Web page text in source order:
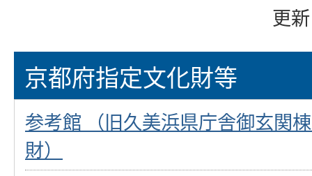
更
京都府指定文化財等
参考館 （旧久美浜県庁舎御玄関
財）